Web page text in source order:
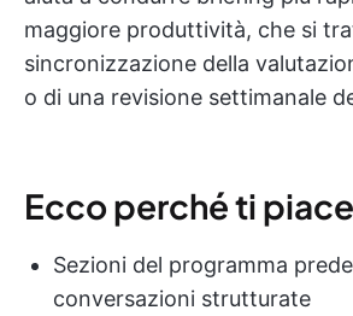
maggiore produttività, che si
sincronizzazione della
o di una revisione settimanale
Ecco perché ti
Sezioni del programma
conversazioni strutturate